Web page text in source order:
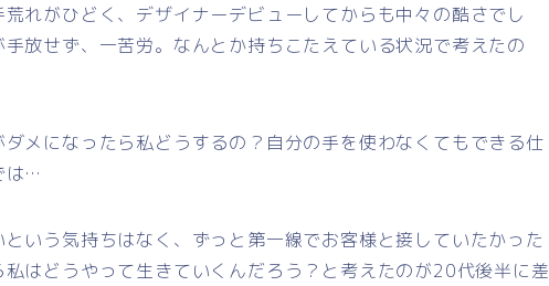
れがひどく、デザイナーデビューしてからも中々の酷さでし
放せず、一苦労。なんとか持ちこたえている状況で考えたの
メになったら私どうするの？自分の手を使わなくてもできる仕
は…
いう気持ちはなく、ずっと第一線でお客様と接していたかった
はどうやって生きていくんだろう？と考えたのが20代後半に差